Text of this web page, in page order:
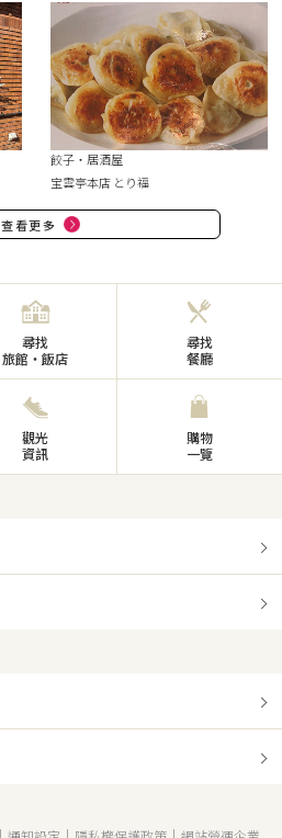
餃子・居酒屋
宝雲亭本店 とり福
查看更多
尋找
旅館・飯店
尋找
餐廳
觀光
資訊
購物
一覽